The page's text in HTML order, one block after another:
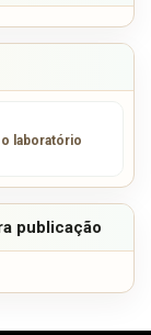
laboratório
publicação